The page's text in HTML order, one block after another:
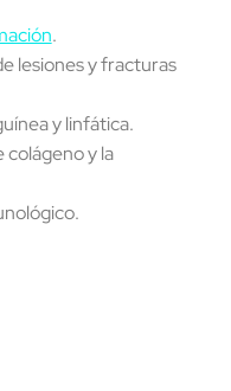
.
lesiones y fracturas
y linfática.
colágeno y la